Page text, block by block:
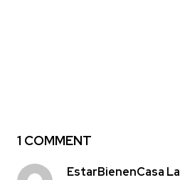
1 COMMENT
EstarBienenCasa